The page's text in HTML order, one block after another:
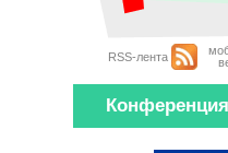
RSS-лента